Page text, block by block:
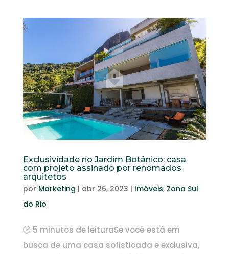
Exclusividade no Jardim Botânico: casa
com projeto assinado por renomados
arquitetos
por Marketing | abr 26, 2023 | Imóveis, Zona Sul
do Rio
🕑 5 minutos de leituraSe você está em
busca de uma casa sofisticada e exclusiva,